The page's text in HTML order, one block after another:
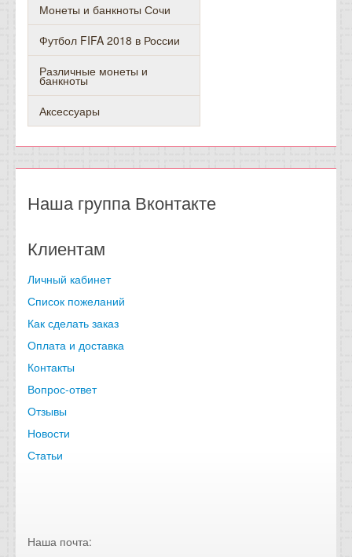
Монеты и банкноты Сочи
Футбол FIFA 2018 в России
Различные монеты и
банкноты
Аксессуары
Наша группа Вконтакте
Клиентам
Личный кабинет
Список пожеланий
Как сделать заказ
Оплата и доставка
Контакты
Вопрос-ответ
Отзывы
Новости
Статьи
Наша почта: